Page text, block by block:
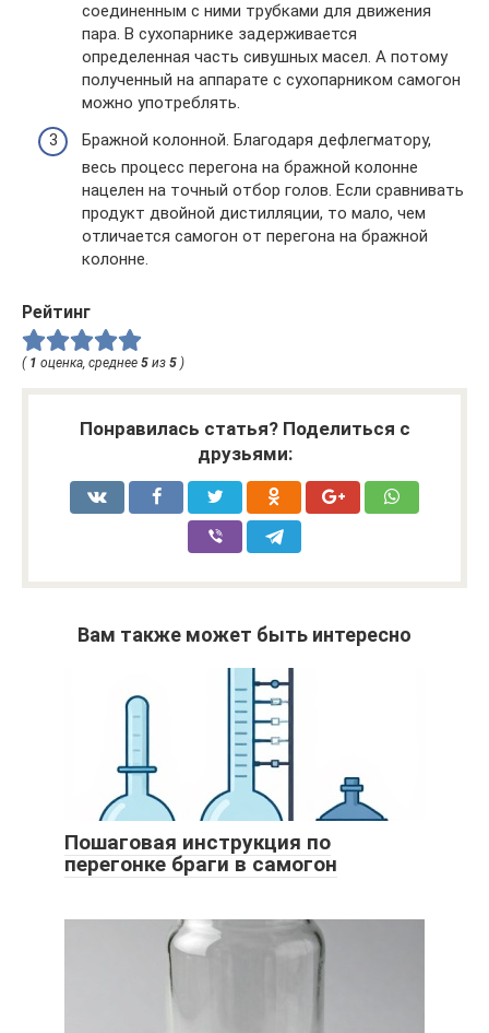
соединенным с ними трубками для движения
пара. В сухопарнике задерживается
определенная часть сивушных масел. А потому
полученный на аппарате с сухопарником самогон
можно употреблять.
Бражной колонной. Благодаря дефлегматору,
весь процесс перегона на бражной колонне
нацелен на точный отбор голов. Если сравнивать
продукт двойной дистилляции, то мало, чем
отличается самогон от перегона на бражной
колонне.
Рейтинг
( 1 оценка, среднее 5 из 5 )
Понравилась статья? Поделиться с
друзьями:
Вам также может быть интересно
Пошаговая инструкция по
перегонке браги в самогон